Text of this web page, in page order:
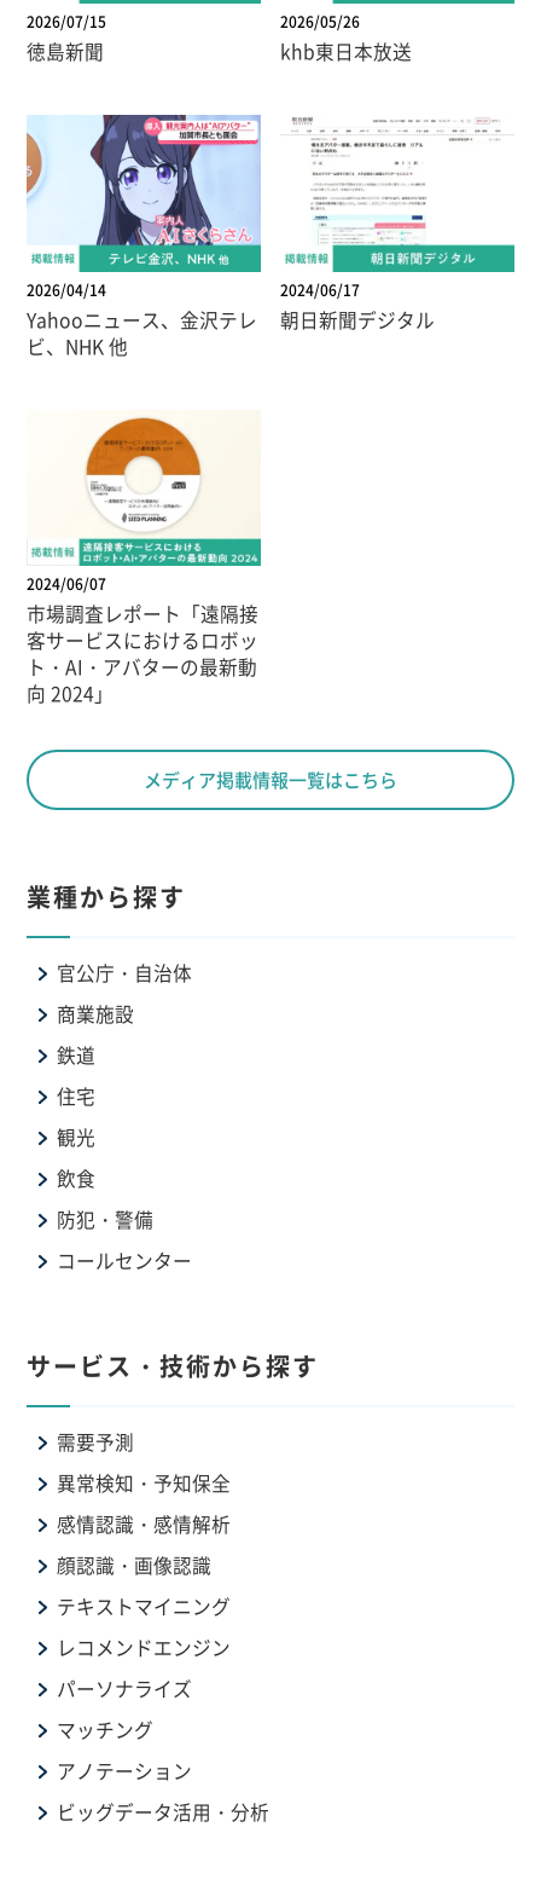
2026/07/15
徳島新聞
2026/05/26
khb東日本放送
2026/04/14
Yahooニュース、金沢テレ
ビ、NHK 他
2024/06/17
朝日新聞デジタル
2024/06/07
市場調査レポート「遠隔接
客サービスにおけるロボッ
ト・AI・アバターの最新動
向 2024」
メディア掲載情報一覧はこちら
業種から探す
官公庁・自治体
商業施設
鉄道
住宅
観光
飲食
防犯・警備
コールセンター
サービス・技術から探す
需要予測
異常検知・予知保全
感情認識・感情解析
顔認識・画像認識
テキストマイニング
レコメンドエンジン
パーソナライズ
マッチング
アノテーション
ビッグデータ活用・分析